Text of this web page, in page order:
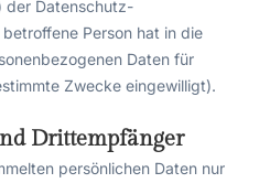
der Datenschutz-
Person hat in die
Daten für
Zwecke eingewilligt).
Drittempfänger
persönlichen Daten nur